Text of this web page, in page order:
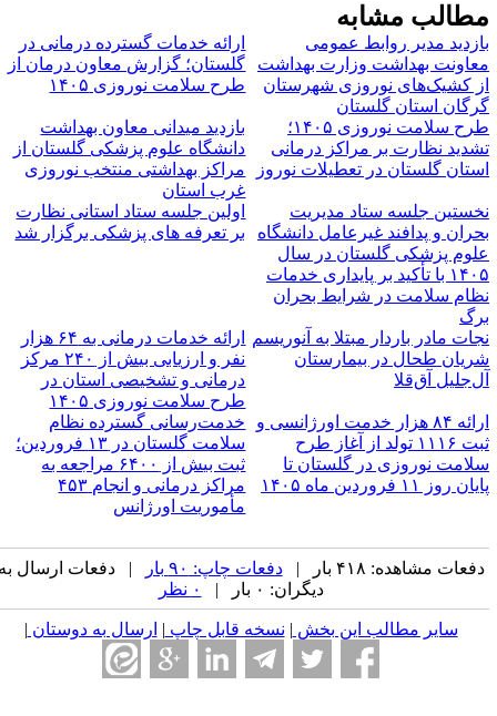
مشابه
مدیر روابط عمومی
بهداشت وزارت بهداشت
کشیک‌های نوروزی شهرستان
استان گلستان
ارائه خدمات گسترده درمانی در
گلستان؛ گزارش معاون درمان از
طرح سلامت نوروزی ۱۴۰۵
طرح سلامت نوروزی ۱۴۰۵؛
نظارت بر مراکز درمانی
گلستان در تعطیلات نوروز
بازدید میدانی معاون بهداشت
دانشگاه علوم پزشکی گلستان از
مراکز بهداشتی منتخب نوروزی
غرب استان
جلسه ستاد مدیریت
و پدافند غیرعامل دانشگاه
پزشکی گلستان در سال
۱۴۰۵ با تأکید بر پایداری خدمات
سلامت در شرایط بحران
اولین جلسه ستاد استانی نظارت
بر تعرفه های پزشکی برگزار شد
مادر باردار مبتلا به آنوریسم
طحال در بیمارستان
آق‌قلا
ارائه خدمات درمانی به ۶۴ هزار
نفر و ارزیابی بیش از ۲۴۰ مرکز
درمانی و تشخیصی استان در
طرح سلامت نوروزی ۱۴۰۵
ارائه ۸۴ هزار خدمت اورژانسی و
ثبت ۱۱۱۶ تولد از آغاز طرح
نوروزی در گلستان تا
روز ۱۱ فروردین ماه ۱۴۰۵
خدمت‌رسانی گسترده نظام
سلامت گلستان در ۱۳ فروردین؛
ثبت بیش از ۶۴۰۰ مراجعه به
مراکز درمانی و انجام ۴۵۳
مأموریت اورژانس
دفعات مشاهده: ۴۱۸ بار | دفعات چاپ: ۹۰ بار
| دفعات ارسال به
دیگران: ۰ بار |
سایر مطالب این بخش | نسخه قابل چاپ| ارسال به دوستان|